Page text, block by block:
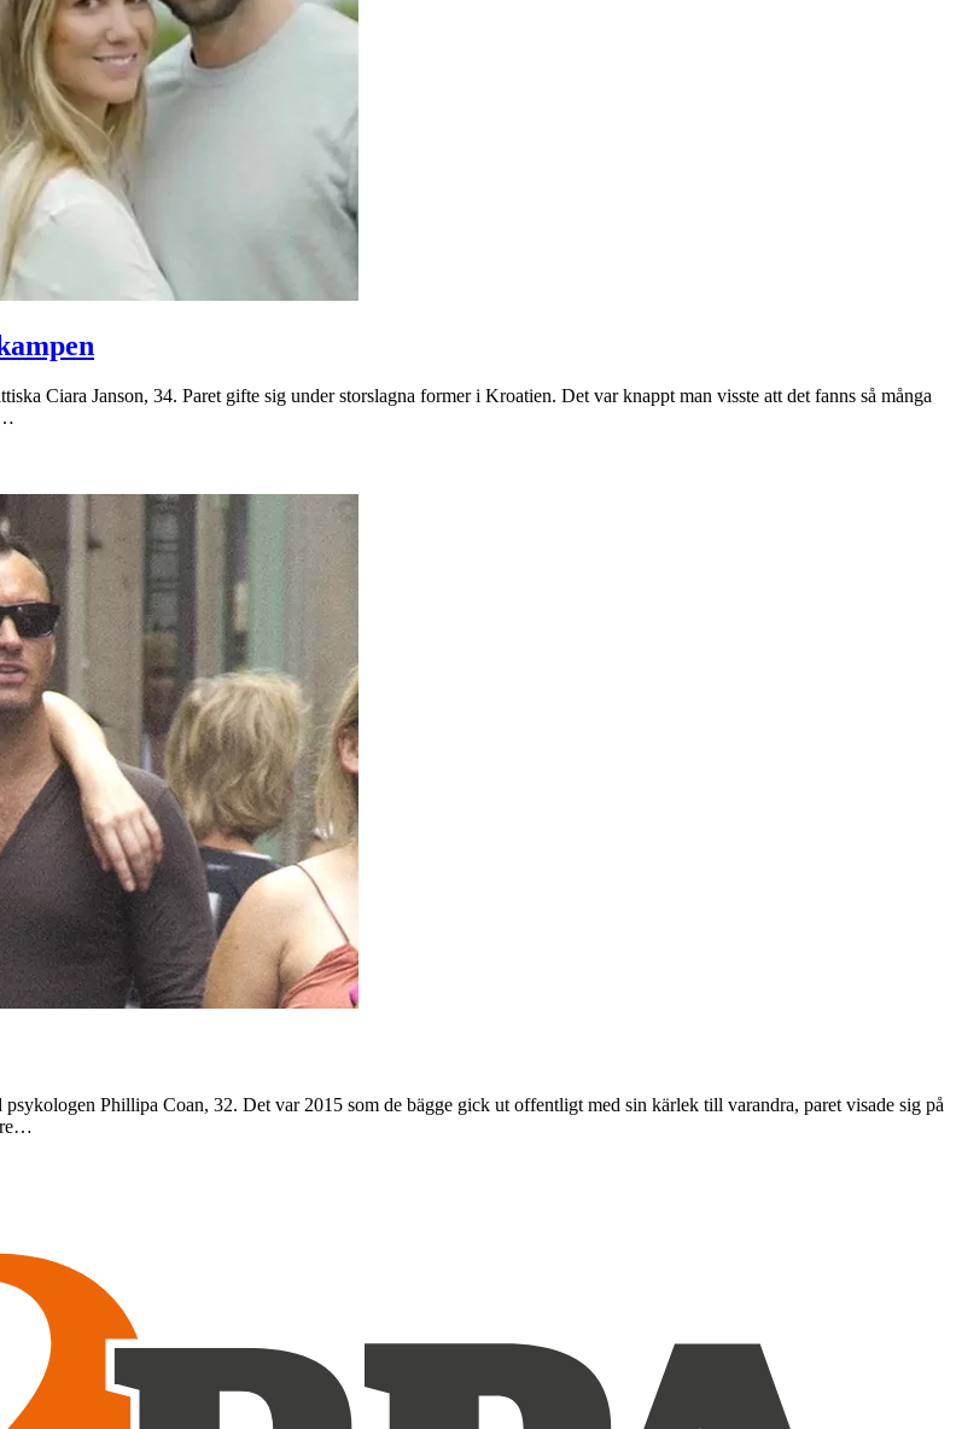
Ciara Janson, 34. Paret gifte sig under storslagna former i Kroatien. Det var knappt man visste att det fanns så många
Phillipa Coan, 32. Det var 2015 som de bägge gick ut offentligt med sin kärlek till varandra, paret visade sig på